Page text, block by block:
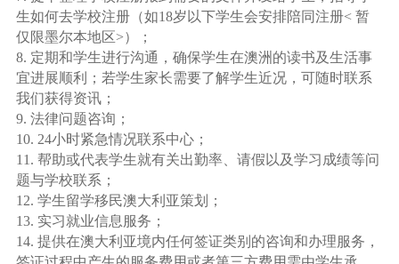
生如何去学校注册（如18岁以下学生会安排陪同注册< 暂
仅限墨尔本地区>）；
8. 定期和学生进行沟通，确保学生在澳洲的读书及生活事
宜进展顺利；若学生家长需要了解学生近况，可随时联系
我们获得资讯；
9. 法律问题咨询；
10. 24小时紧急情况联系中心；
11. 帮助或代表学生就有关出勤率、请假以及学习成绩等问
题与学校联系；
12. 学生留学移民澳大利亚策划；
13. 实习就业信息服务；
14. 提供在澳大利亚境内任何签证类别的咨询和办理服务，